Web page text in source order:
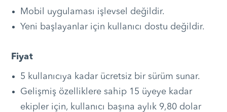
Mobil uygulaması işlevsel değildir.
Yeni başlayanlar için kullanıcı dostu değildir.
Fiyat
5 kullanıcıya kadar ücretsiz bir sürüm sunar.
Gelişmiş özelliklere sahip 15 üyeye kadar
ekipler için, kullanıcı başına aylık 9,80 dolar